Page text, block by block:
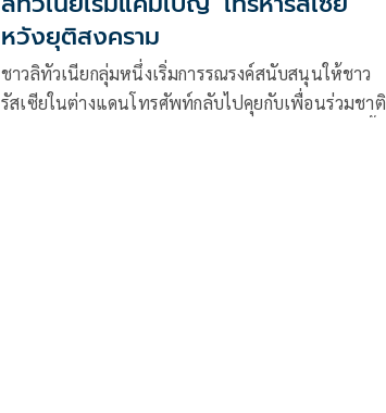
หวังยุติสงคราม
ชาวลิทัวเนียกลุ่มหนึ่งเริ่มการรณรงค์สนับสนุนให้ชาว
รัสเซียในต่างแดนโทรศัพท์กลับไปคุยกับเพื่อนร่วมชาติ